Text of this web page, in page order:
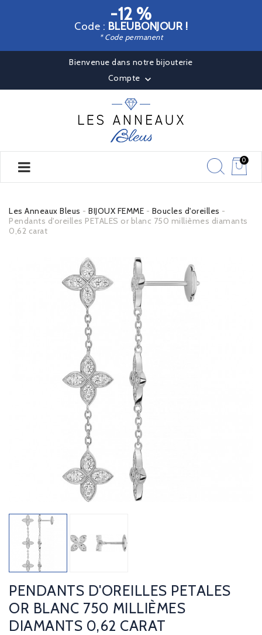
-12 %
Code : BLEUBONJOUR !
* Code permanent
Bienvenue dans notre bijouterie
Compte 
0
Les Anneaux Bleus BIJOUX FEMME
Boucles d'oreilles
Pendants d'oreilles PETALES or blanc 750 millièmes diamants
0,62 carat
PENDANTS D'OREILLES PETALES
OR BLANC 750 MILLIÈMES
DIAMANTS 0,62 CARAT